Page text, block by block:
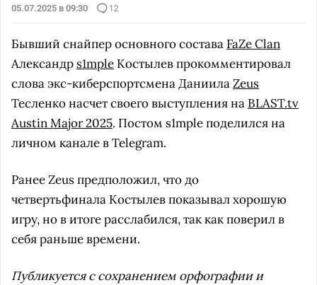
05.07.2025 в 09:30 12
Бывший снайпер основного состава FaZe Clan
Александр s1mple Костылев прокомментировал
слова экс-киберспортсмена ДаниилаZeus
Тесленко насчет своего выступления на BLAST.tv
Austin Major 2025. Постом s1mple поделился на
личном канале в Telegram.
Ранее Zeus предположил, что до
четвертьфинала Костылев показывал хорошую
игру, но в итоге расслабился, так как поверил в
себя раньше времени.
Публикуется с сохранением орфографии и